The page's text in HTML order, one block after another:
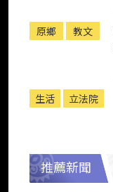
原鄉 教文
生活 立法院
推薦新聞